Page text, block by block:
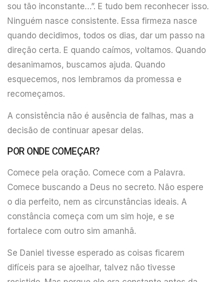
sou tão inconstante…”. E tudo bem reconhecer isso.
Ninguém nasce consistente. Essa firmeza nasce
quando decidimos, todos os dias, dar um passo na
direção certa. E quando caímos, voltamos. Quando
desanimamos, buscamos ajuda. Quando
esquecemos, nos lembramos da promessa e
recomeçamos.
A consistência não é ausência de falhas, mas a
decisão de continuar apesar delas.
POR ONDE COMEÇAR?
Comece pela oração. Comece com a Palavra.
Comece buscando a Deus no secreto. Não espere
o dia perfeito, nem as circunstâncias ideais. A
constância começa com um sim hoje, e se
fortalece com outro sim amanhã.
Se Daniel tivesse esperado as coisas ficarem
difíceis para se ajoelhar, talvez não tivesse